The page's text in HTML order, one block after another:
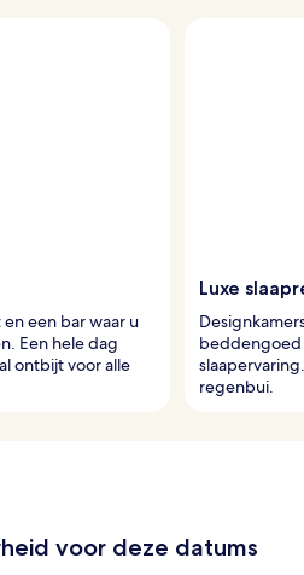
een bar waar u
Een hele dag
ontbijt voor alle
Luxe
beddengoed
regenbui.
voor deze datums